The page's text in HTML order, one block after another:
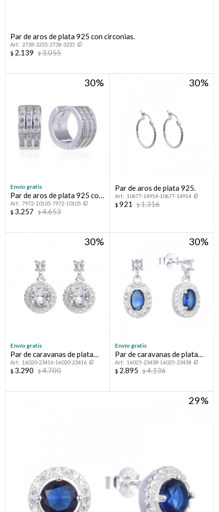
Par de aros de plata 925 con circonias.
2738-3235-2738-3235
$ 2.139 $3.055
30
Envío gratis
Par de aros de plata 925 con
circonias.
7972-10105-7972-10105
$ 3.257 $4.653
30
Par de aros de plata 925.
10677-14914-10677-14914
$ 921 $1.316
30
Envío gratis
Par de caravanas de plata
925 con circonias.
16020-23416-16020-23416
$ 3.290 $4.700
30
Envío gratis
Par de caravanas de plata
925 con circonias.
16025-23438-16025-23438
$ 2.895 $4.136
29
Nacimiento
Día del niño